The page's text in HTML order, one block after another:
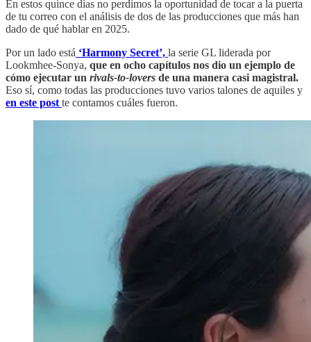
En estos quince días no perdimos la oportunidad de tocar a la puerta
de tu correo con el análisis de dos de las producciones que más han
dado de qué hablar en 2025.
Por un lado está ‘Harmony Secret’, la serie GL liderada por
Lookmhee-Sonya, que en ocho capítulos nos dio un ejemplo de
cómo ejecutar un rivals-to-lovers de una manera casi magistral.
Eso sí, como todas las producciones tuvo varios talones de aquiles y
en este post te contamos cuáles fueron.